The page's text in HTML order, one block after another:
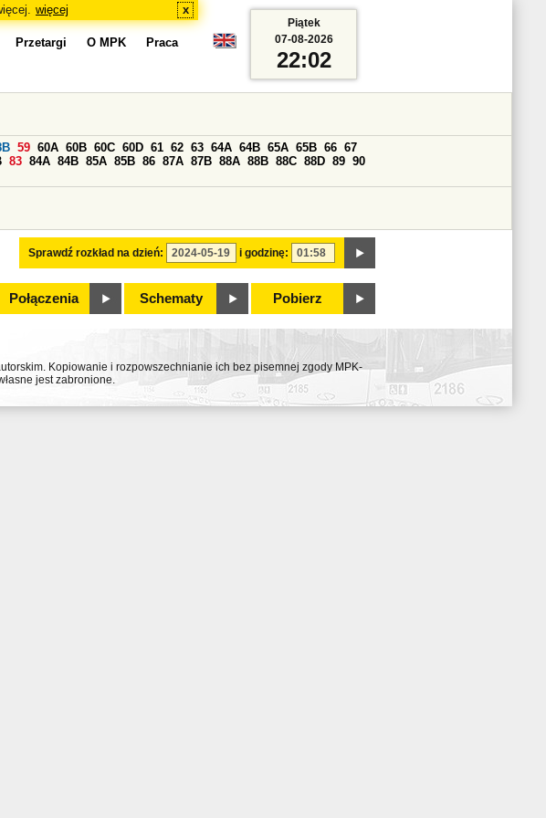
więcej x
Przetargi O MPK Praca
Sprawdź rozkład na dzień: i godzinę:
59 60A 60B 60C 60D 61 62 63 64A 64B 65A 65B 66 67
83 84A 84B 85A 85B 86 87A 87B 88A 88B 88C 88D 89 90
Połączenia Schematy Pobierz
Piątek
07-08-2026
22:02
Kopiowanie i rozpowszechnianie ich bez pisemnej zgody MPK-
jest zabronione.